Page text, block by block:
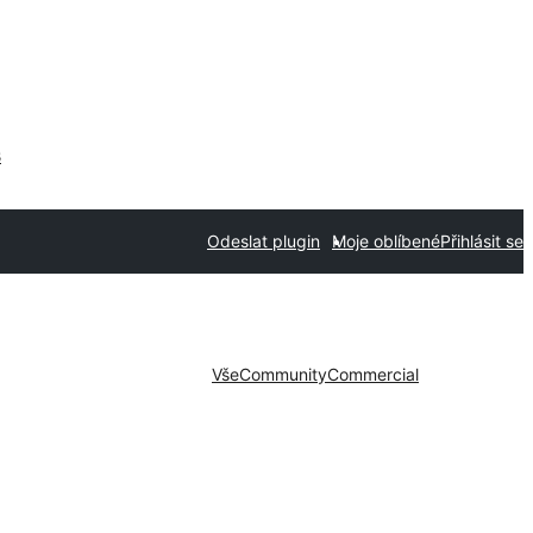
Odeslat plugin Moje oblíbenéPřihlásit se
VšeCommunityCommercial